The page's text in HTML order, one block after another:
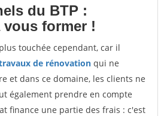
du BTP :
former !
touchée cependant, car il
de rénovation qui ne
et dans ce domaine, les clients ne
également prendre en compte
finance une partie des frais : c'est